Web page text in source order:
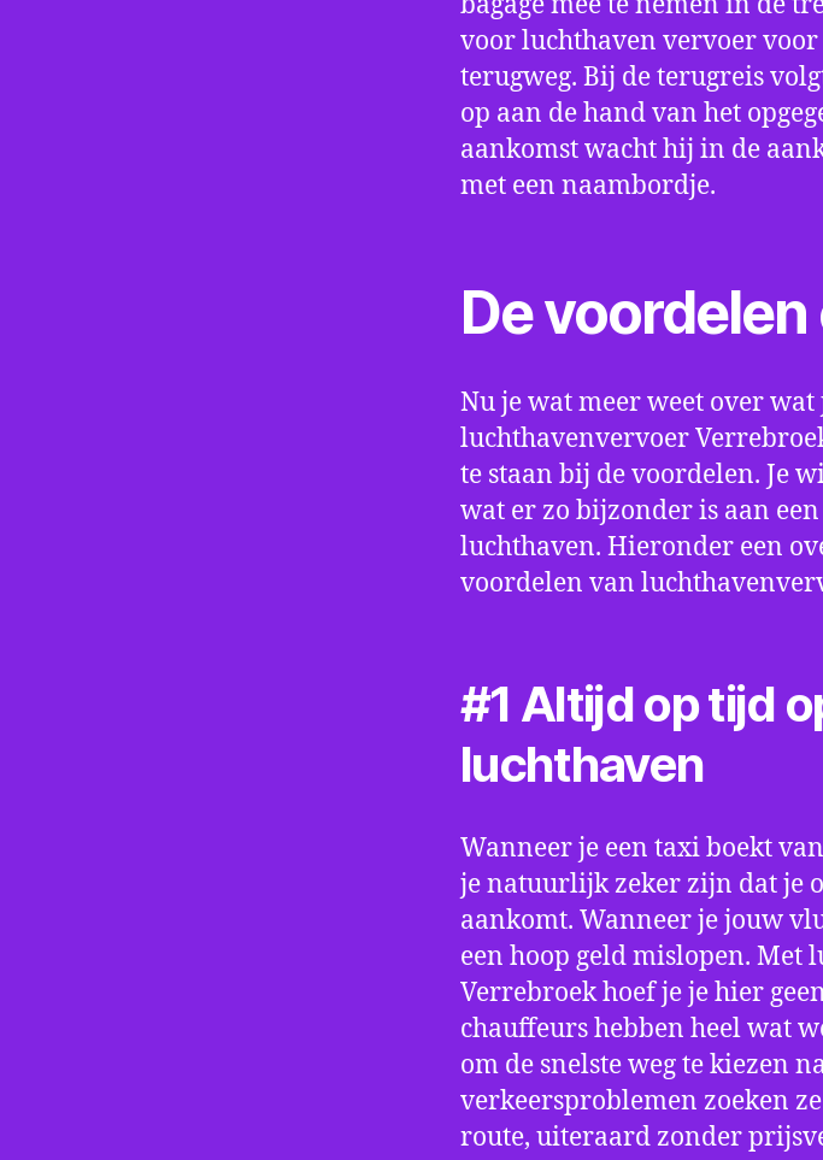
voor luchthaven vervoer voor
terugweg. Bij de terugreis
op aan de hand van het
aankomst wacht hij in de
met een naambordje.
De
Nu je wat meer weet over
luchthavenvervoer
te staan bij de voordelen. Je
wat er zo bijzonder is aan
luchthaven. Hieronder een
voordelen van
#1 Altijd op tijd
luchthaven
Wanneer je een taxi boekt
je natuurlijk zeker zijn dat je
aankomt. Wanneer je jouw
een hoop geld mislopen.
Verrebroek hoef je je hier
chauffeurs hebben heel wat
om de snelste weg te kiezen
verkeersproblemen zoeken
route, uiteraard zonder